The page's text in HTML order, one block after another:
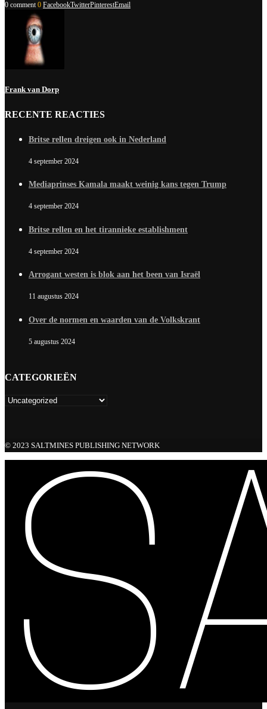
0 comment 0 FacebookTwitterPinterestEmail
Frank van Dorp
RECENTE REACTIES
Britse rellen dreigen ook in Nederland
4 september 2024
Mediaprinses Kamala maakt weinig kans tegen Trump
4 september 2024
Britse rellen en het tirannieke establishment
4 september 2024
Arrogant westen is blok aan het been van Israël
11 augustus 2024
Over de normen en waarden van de Volkskrant
5 augustus 2024
CATEGORIEËN
© 2023 SALTMINES PUBLISHING NETWORK